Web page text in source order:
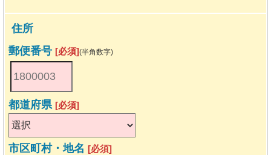
住所
郵便番号 [必須](半角数字)
都道府県 [必須]
市区町村・地名 [必須]